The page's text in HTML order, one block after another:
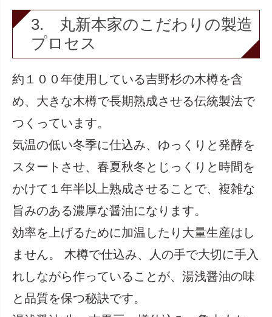
3. 丸新本家のこだわりの製造
プロセス
約１００年使用している吉野杉の木樽を含
め、大きな木樽で長期熟成させる伝統製法で
つくっています。
気温の低い冬季に仕込み、ゆっくりと発酵を
スタートさせ、春夏秋冬とじっくりと時間を
かけて１年半以上熟成させることで、複雑な
旨みのある濃厚な醤油になります。
効率を上げるために加温したり大量生産はし
ません。 木樽で仕込み、人の手で大切に手入
れしながら作っていることが、湯浅醤油の味
と品質を保つ秘訣です。